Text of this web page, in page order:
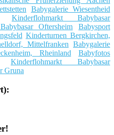
Babygalerie Wiesentheid
Kinderflohmarkt Babybasar
Oftersheim
Babysport
Kinderturnen Bergkirchen,
Mittelfranken Babygalerie
Rheinland
Babyfotos
Kinderflohmarkt Babybasar
Gruna